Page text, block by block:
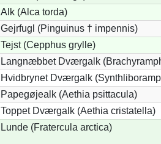
Alk (Alca torda)
Gejrfugl (Pinguinus † impennis)
Tejst (Cepphus grylle)
Langnæbbet Dværgalk
Hvidbrynet Dværgalk
Papegøjealk (Aethia psittacula)
Toppet Dværgalk (Aethia cristatella)
Lunde (Fratercula arctica)